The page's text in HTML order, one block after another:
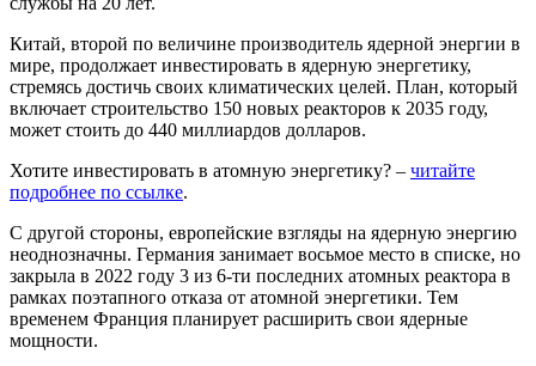
Китай, второй по величине производитель ядерной энергии в
мире, продолжает инвестировать в ядерную энергетику,
стремясь достичь своих климатических целей. План, который
включает строительство 150 новых реакторов к 2035 году,
может стоить до 440 миллиардов долларов.
Хотите инвестировать в атомную энергетику? – читайте
подробнее по ссылке.
С другой стороны, европейские взгляды на ядерную энергию
неоднозначны. Германия занимает восьмое место в списке, но
закрыла в 2022 году 3 из 6-ти последних атомных реактора в
рамках поэтапного отказа от атомной энергетики. Тем
временем Франция планирует расширить свои ядерные
мощности.